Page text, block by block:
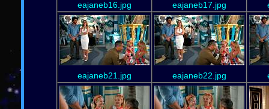
eajaneb16.jpg eajaneb17.jpg
eajaneb21.jpg eajaneb22.jpg